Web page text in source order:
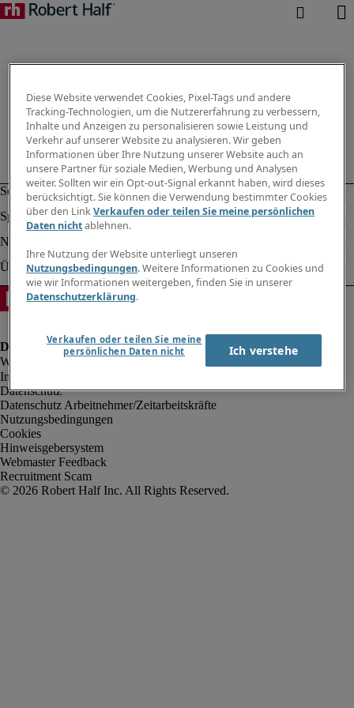
Impressum
Datenschutz
Datenschutz Arbeitnehmer/Zeitarbeitskräfte
Nutzungsbedingungen
Cookies
Hinweisgebersystem
Webmaster Feedback
Recruitment Scam
Diese Website verwendet Cookies, Pixel-Tags und andere
Tracking-Technologien, um die Nutzererfahrung zu verbessern,
Inhalte und Anzeigen zu personalisieren sowie Leistung und
Verkehr auf unserer Website zu analysieren. Wir geben
Informationen über Ihre Nutzung unserer Website auch an
unsere Partner für soziale Medien, Werbung und Analysen
weiter. Sollten wir ein Opt-out-Signal erkannt haben, wird dieses
berücksichtigt. Sie können die Verwendung bestimmter Cookies
über den LinkVerkaufen oder teilen Sie meine persönlichen
Daten nichtablehnen.
Ihre Nutzung der Website unterliegt unseren
Nutzungsbedingungen. Weitere Informationen zu Cookies und
wie wir Informationen weitergeben, finden Sie in unserer
Datenschutzerklärung.
Verkaufen oder teilen Sie meine
persönlichen Daten nicht
Ich verstehe